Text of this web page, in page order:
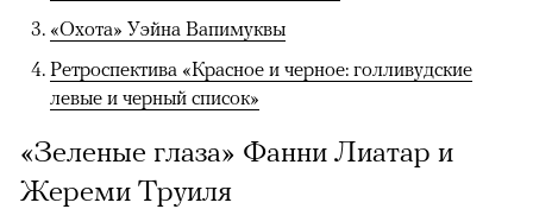
«Охота» Уэйна Вапимуквы
Ретроспектива «Красное и черное: голливудские
левые и черный список»
«Зеленые глаза» Фанни Лиатар и
Жереми Труиля